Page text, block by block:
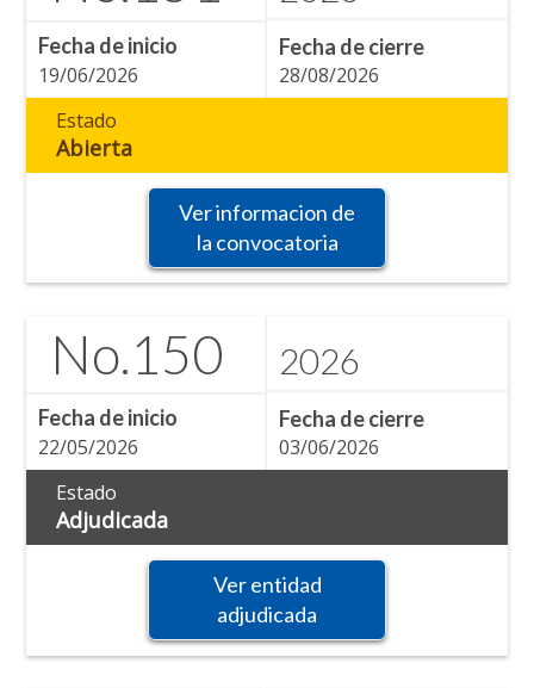
Fecha de inicio
19/06/2026
Fecha de cierre
28/08/2026
Estado
Abierta
Ver informacion de
la convocatoria
No.150 2026
Fecha de inicio
22/05/2026
Fecha de cierre
03/06/2026
Estado
Adjudicada
Ver entidad
adjudicada